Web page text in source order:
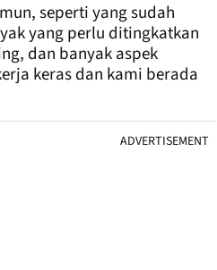
seperti yang sudah
yang perlu ditingkatkan
dan banyak aspek
keras dan kami berada
ADVERTISEMENT